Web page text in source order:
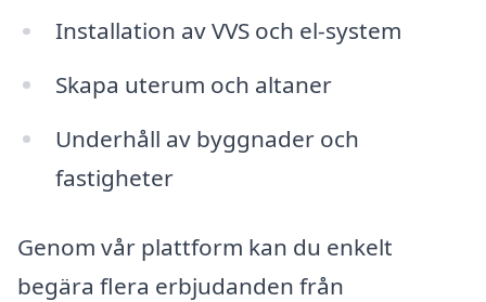
Installation av VVS och el-system
Skapa uterum och altaner
Underhåll av byggnader och
fastigheter
Genom vår plattform kan du enkelt
begära flera erbjudanden från